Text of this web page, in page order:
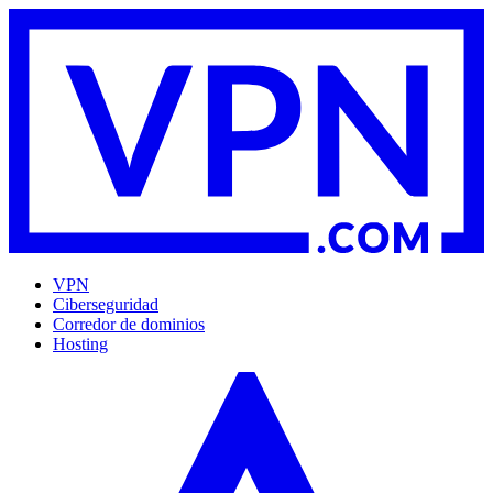
VPN
Ciberseguridad
Corredor de dominios
Hosting